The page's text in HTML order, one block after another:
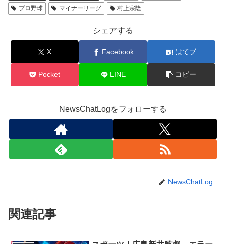
プロ野球
マイナーリーグ 村上宗隆
シェアする
X Facebook はてブ
Pocket LINE コピー
NewsChatLogをフォローする
NewsChatLog
関連記事